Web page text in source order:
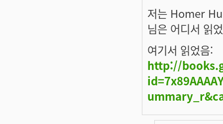
저는 Homer
님은 어디서 읽
여기서 읽었음:
http://